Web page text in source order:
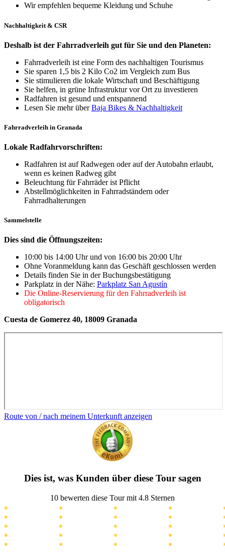
Wir empfehlen bequeme Kleidung und Schuhe
Nachhaltigkeit & CSR
Deshalb ist der Fahrradverleih gut für Sie und den Planeten:
Fahrradverleih ist eine Form des nachhaltigen Tourismus
Sie sparen 1,5 bis 2 Kilo Co2 im Vergleich zum Bus
Sie stimulieren die lokale Wirtschaft und Beschäftigung
Sie helfen, in grüne Infrastruktur vor Ort zu investieren
Radfahren ist gesund und entspannend
Lesen Sie mehr überBaja Bikes & Nachhaltigkeit
Fahrradverleih in Granada
Lokale Radfahrvorschriften:
Radfahren ist auf Radwegen oder auf der Autobahn erlaubt,
wenn es keinen Radweg gibt
Beleuchtung für Fahrräder ist Pflicht
Abstellmöglichkeiten in Fahrradständern oder
Fahrradhalterungen
Sammelstelle
Dies sind die Öffnungszeiten:
10:00 bis 14:00 Uhr und von 16:00 bis 20:00 Uhr
Ohne Voranmeldung kann das Geschäft geschlossen werden
Details finden Sie in der Buchungsbestätigung
Parkplatz in der Nähe: Parkplatz San Agustín
Die Online-Reservierung für den Fahrradverleih ist
obligatorisch
Cuesta de Gomerez 40, 18009 Granada
Route von / nach meinem Unterkunft anzeigen
Dies ist, was Kunden über diese Tour sagen
10 bewerten diese Tour mit 4.8 Sternen